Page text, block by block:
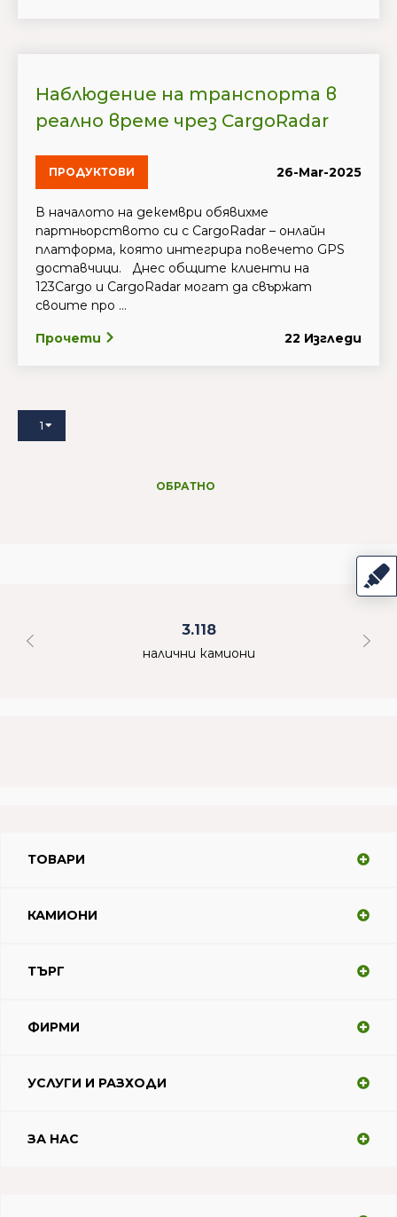
Наблюдение на транспорта в
реално време чрез CargoRadar
ПРОДУКТОВИ 26-Mar-2025
В началото на декември обявихме
партньорството си с CargoRadar – онлайн
платформа, която интегрира повечето GPS
доставчици. Днес общите клиенти на
123Cargo и CargoRadar могат да свържат
своите про ...
Прочети 22 Изгледи
1
ОБРАТНО
3.118
налични камиони
ТОВАРИ
КАМИОНИ
ТЪРГ
ФИРМИ
УСЛУГИ И РАЗХОДИ
ЗА НАС